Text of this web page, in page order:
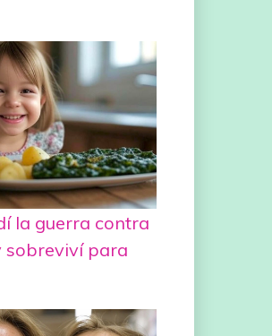
la guerra contra
sobreviví para